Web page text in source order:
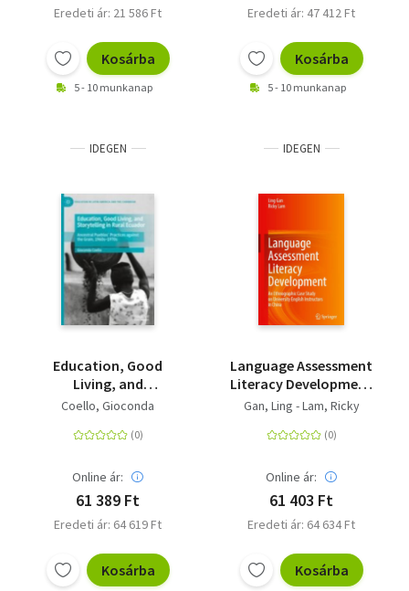
Eredeti ár: 21 586 Ft
Kosárba
5 - 10 munkanap
Eredeti ár: 47 412 Ft
Kosárba
5 - 10 munkanap
IDEGEN
Education, Good
Living, and
Storytelling in Rural
Pueblos' Practices
1960s-1970s
Coello, Gioconda
Online ár:
61 389 Ft
Eredeti ár: 64 619 Ft
Kosárba
IDEGEN
Language Assessment
Literacy Development
- An Ethnographic
University English
Gan, Ling - Lam, Ricky
Online ár:
61 403 Ft
Eredeti ár: 64 634 Ft
Kosárba